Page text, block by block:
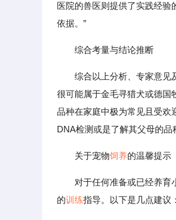
医院的兽医则提供了实践经验
依据。”
综合考量与结论推断
综合以上分析、专家意见
很可能属于金毛寻猎犬或德国
品种在家庭中极为常见且受欢
DNA检测或是了解其父母的品
关于宠物饲养的温馨提示
对于任何准备或已经养育
的训练指导。以下是几点建议：